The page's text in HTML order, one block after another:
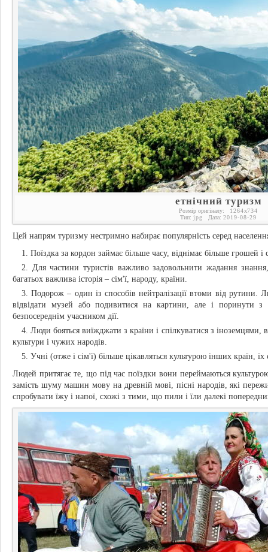
етнічний туризм
Розмір оригіналу: 1264x734
Тип: jpg Дата: 2019-08-29
Цей напрям туризму нестримно набирає популярність серед
Поїздка за кордон займає більше часу, віднімає більше грошей
Для частини туристів важливо задовольнити жадання
багатьох важлива історія – сім'ї, народу, країни.
Подорож – один із способів нейтралізації втоми від
відвідати музей або подивитися на картини, але і поринути
безпосереднім учасником дії.
Люди бояться виїжджати з країни і спілкуватися з
культури і чужих народів.
Учні (отже і сім'ї) більше цікавляться культурою інших країн,
Людей притягає те, що під час поїздки вони переймаються
замість шуму машин мову на древній мові, пісні народів, які
спробувати їжу і напої, схожі з тими, що пили і їли далекі